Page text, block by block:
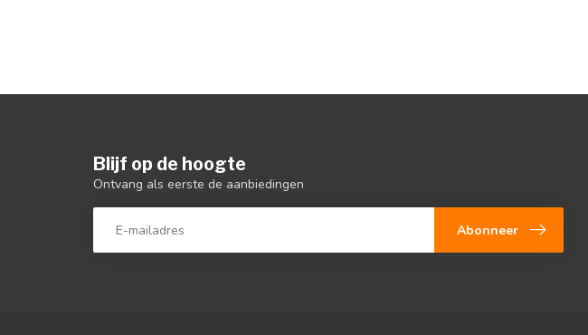
Blijf op de hoogte
Ontvang als eerste de aanbiedingen
Abonneer